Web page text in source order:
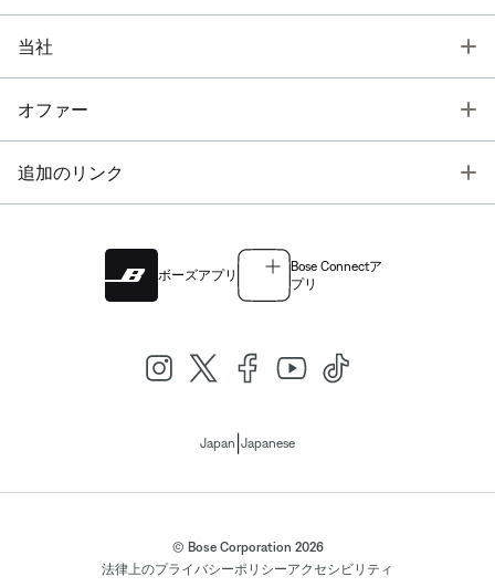
当社
オファー
追加のリンク
ボーズアプリ
Bose Connectア
プリ
Japan Japanese
© Bose Corporation 2026
法律上のプライバシーポリシーアクセシビリティ